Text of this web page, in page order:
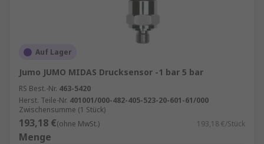
Auf Lager
Jumo JUMO MIDAS Drucksensor -1 bar 5 bar
RS Best.-Nr. 463-5420
Herst. Teile-Nr. 401001/000-482-405-523-20-601-61/000
Zwischensumme (1 Stück)
193,18 €(ohne MwSt.) 193,18 €/Stück
Menge